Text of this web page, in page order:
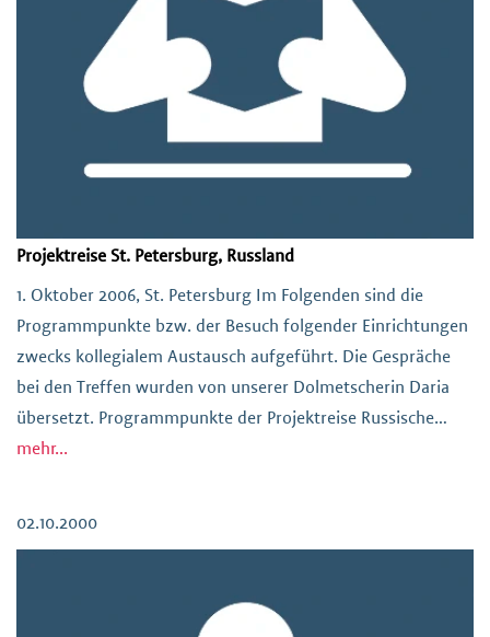
Projektreise St. Petersburg, Russland
1. Oktober 2006, St. Petersburg Im Folgenden sind die
Programmpunkte bzw. der Besuch folgender Einrichtungen
zwecks kollegialem Austausch aufgeführt. Die Gespräche
bei den Treffen wurden von unserer Dolmetscherin Daria
übersetzt. Programmpunkte der Projektreise Russische
staatliche pädagogische Herzen-Universität St. Petersburg
mehr...
02.10.2000